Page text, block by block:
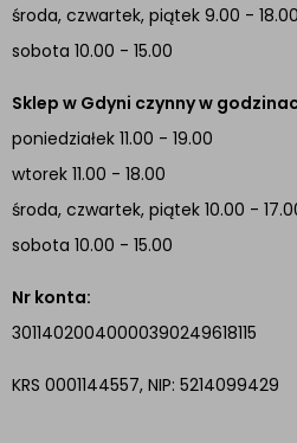
środa, czwartek, piątek 9.00 - 18.00
sobota 10.00 - 15.00
Sklep w Gdyni czynny w
poniedziałek 11.00 - 19.00
wtorek 11.00 - 18.00
środa, czwartek, piątek 10.00 -
sobota 10.00 - 15.00
Nr konta:
30114020040000390249618115
KRS 0001144557, NIP: 5214099429